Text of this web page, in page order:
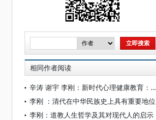
相同作者阅读
辛涛 谢宇 李刚：新时代心理健康教育：困顿与超越
李刚 ：清代在中华民族史上具有重要地位
李刚：道教人生哲学及其对现代人的启示